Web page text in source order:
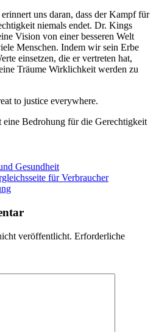
uns daran, dass der Kampf für
niemals endet. Dr. Kings
Vision von einer besseren Welt
Menschen. Indem wir sein Erbe
einsetzen, die er vertreten hat,
Träume Wirklichkeit werden zu
to justice everywhere.
Bedrohung für die Gerechtigkeit
Gesundheit
für Verbraucher
veröffentlicht. Erforderliche